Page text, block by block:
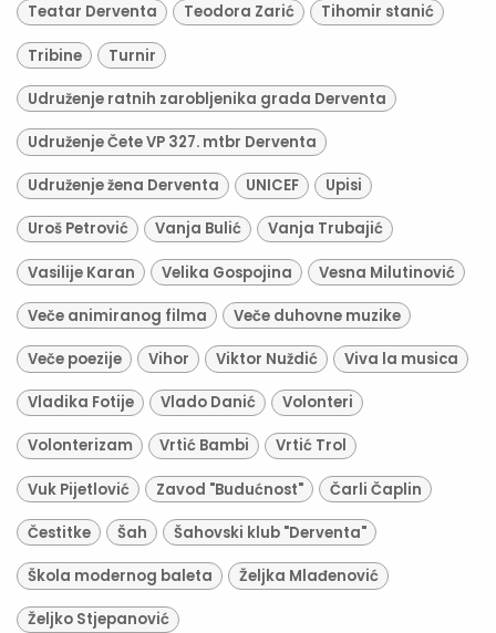
Teatar Derventa Teodora Zarić Tihomir stanić
Tribine Turnir
Udruženje ratnih zarobljenika grada Derventa
Udruženje Čete VP 327. mtbr Derventa
Udruženje žena Derventa UNICEF Upisi
Uroš Petrović Vanja Bulić Vanja Trubajić
Vasilije Karan Velika Gospojina Vesna Milutinović
Veče animiranog filma Veče duhovne muzike
Veče poezije Vihor Viktor Nuždić Viva la musica
Vladika Fotije Vlado Danić Volonteri
Volonterizam Vrtić Bambi Vrtić Trol
Vuk Pijetlović Zavod "Budućnost" Čarli Čaplin
Čestitke Šah Šahovski klub "Derventa"
Škola modernog baleta Željka Mlađenović
Željko Stjepanović